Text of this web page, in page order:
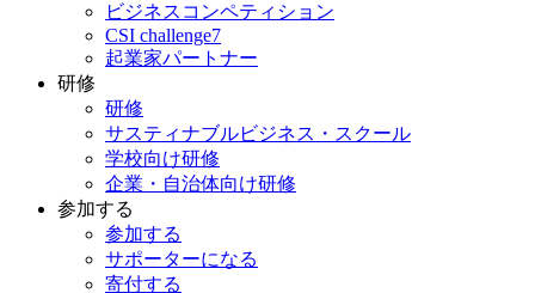
ビジネスコンペティション
CSI challenge7
起業家パートナー
研修
研修
サスティナブルビジネス・スクール
学校向け研修
企業・自治体向け研修
参加する
参加する
サポーターになる
寄付する